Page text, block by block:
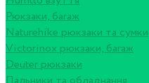
Рюкзаки, багаж
Naturehike рюкзаки та сумки
Victorinox рюкзаки, багаж
Deuter рюкзаки